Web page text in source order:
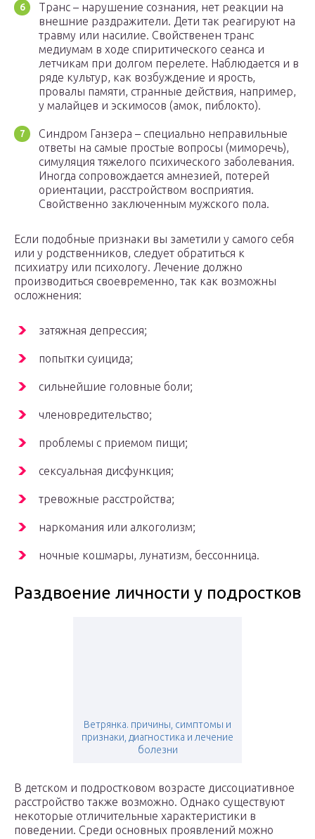
Транс – нарушение сознания, нет реакции на
внешние раздражители. Дети так реагируют на
травму или насилие. Свойственен транс
медиумам в ходе спиритического сеанса и
летчикам при долгом перелете. Наблюдается и в
ряде культур, как возбуждение и ярость,
провалы памяти, странные действия, например,
у малайцев и эскимосов (амок, пиблокто).
Синдром Ганзера – специально неправильные
ответы на самые простые вопросы (миморечь),
симуляция тяжелого психического заболевания.
Иногда сопровождается амнезией, потерей
ориентации, расстройством восприятия.
Свойственно заключенным мужского пола.
Если подобные признаки вы заметили у самого себя
или у родственников, следует обратиться к
психиатру или психологу. Лечение должно
производиться своевременно, так как возможны
осложнения:
затяжная депрессия;
попытки суицида;
сильнейшие головные боли;
членовредительство;
проблемы с приемом пищи;
сексуальная дисфункция;
тревожные расстройства;
наркомания или алкоголизм;
ночные кошмары, лунатизм, бессонница.
Раздвоение личности у подростков
Ветрянка. причины, симптомы и
признаки, диагностика и лечение
болезни
В детском и подростковом возрасте диссоциативное
расстройство также возможно. Однако существуют
некоторые отличительные характеристики в
поведении. Среди основных проявлений можно